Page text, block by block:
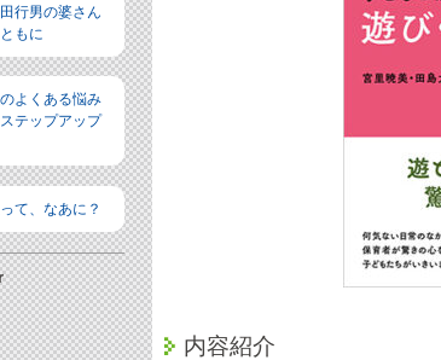
行男の婆さん
もに
のよくある悩み
テップアップ
て、なあに？
内容紹介